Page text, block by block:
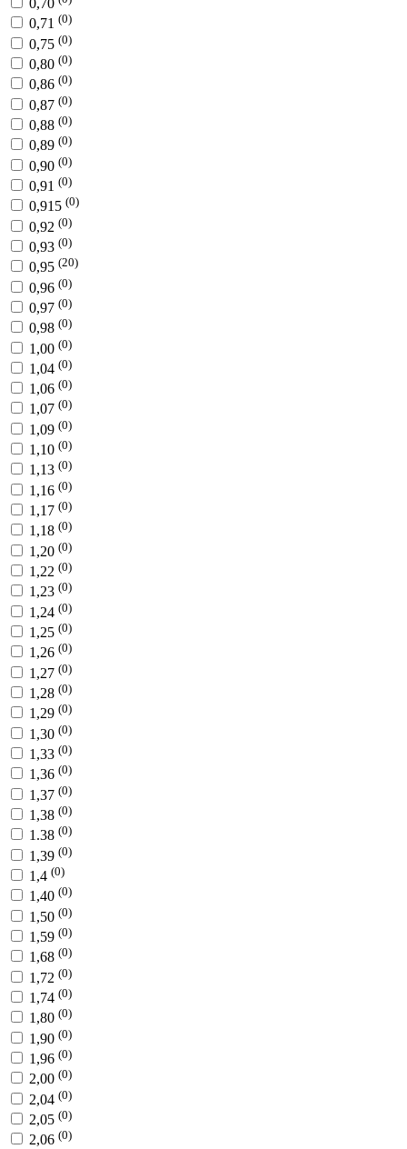
0,70
0,71 (0)
0,75 (0)
0,80 (0)
0,86 (0)
0,87 (0)
0,88 (0)
0,89 (0)
0,90 (0)
0,91 (0)
0,915 (0)
0,92 (0)
0,93 (0)
0,95 (20)
0,96 (0)
0,97 (0)
0,98 (0)
1,00 (0)
1,04 (0)
1,06 (0)
1,07 (0)
1,09 (0)
1,10 (0)
1,13 (0)
1,16 (0)
1,17 (0)
1,18 (0)
1,20 (0)
1,22 (0)
1,23 (0)
1,24 (0)
1,25 (0)
1,26 (0)
1,27 (0)
1,28 (0)
1,29 (0)
1,30 (0)
1,33 (0)
1,36 (0)
1,37 (0)
1,38 (0)
1.38 (0)
1,39 (0)
1,4 (0)
1,40 (0)
1,50 (0)
1,59 (0)
1,68 (0)
1,72 (0)
1,74 (0)
1,80 (0)
1,90 (0)
1,96 (0)
2,00 (0)
2,04 (0)
2,05 (0)
2,06 (0)